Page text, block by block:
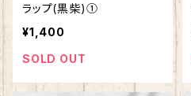
ラップ(黒柴)①
¥1,400
SOLD OUT